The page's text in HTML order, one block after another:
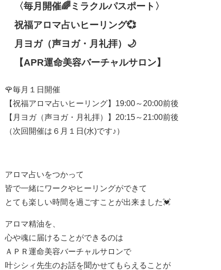
〈毎月開催🌈ミラクルパスポート〉
祝福アロマ占いヒーリング💞
月ヨガ（声ヨガ・月礼拝）🌙
【APR運命美容バーチャルサロン】
🌹毎月１日開催
【祝福アロマ占いヒーリング】19:00～20:00前後
【月ヨガ（声ヨガ・月礼拝）】20:15～21:00前後
（次回開催は６月１日(水)です♪）
アロマ占いをつかって
皆で一緒にワークやヒーリングができて
とても楽しい時間を過ごすことが出来ました💓
アロマ精油を、
心や魂に届けることができるのは
ＡＰＲ運命美容バーチャルサロンで
叶シシィ先生のお話を聞かせてもらえることが